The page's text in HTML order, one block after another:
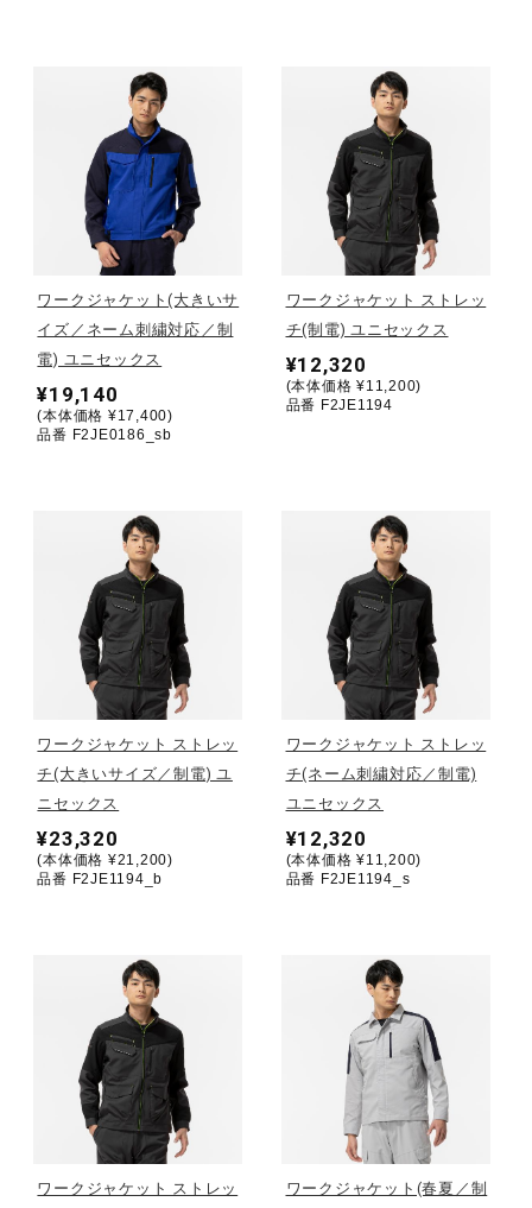
ソフトボール
柔道
ウィンタースポーツ
ライフスタイルグッズ
インナー
寝具／ミズノスリープ
アウトドア／レイン
健康／エクササイズ
ジュニア／キッズ
メディカル
ワークジャケット(大きいサ
イズ／ネーム刺繍対応／制
電) ユニセックス
¥19,140
(本体価格 ¥17,400)
品番 F2JE0186_sb
ワークジャケット ストレッ
チ(制電) ユニセックス
¥12,320
(本体価格 ¥11,200)
品番 F2JE1194
ワークジャケット ストレッ
チ(大きいサイズ／制電) ユ
ニセックス
¥23,320
(本体価格 ¥21,200)
品番 F2JE1194_b
ワークジャケット ストレッ
チ(ネーム刺繍対応／制電)
ユニセックス
¥12,320
(本体価格 ¥11,200)
品番 F2JE1194_s
ワークジャケット ストレッ
ワークジャケット(春夏／制